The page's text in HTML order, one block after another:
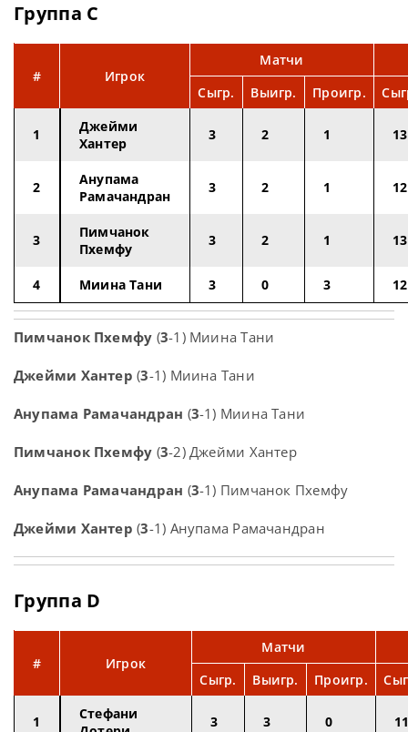
Группа C
# Игрок
Матчи
Сыгр.
Выигр. Проигр.
1
Джейми
Хантер
3 2 1 13
2
Анупама
Рамачандран
3 2 1 12
3
Пимчанок
Пхемфу
3 2 1 13
4 Миина Тани 3 0 3 12
Пимчанок Пхемфу (3-1) Миина Тани
Джейми Хантер (3-1) Миина Тани
Анупама Рамачандран (3-1) Миина Тани
Пимчанок Пхемфу (3-2) Джейми Хантер
Анупама Рамачандран (3-1) Пимчанок Пхемфу
Джейми Хантер (3-1) Анупама Рамачандран
Группа D
# Игрок
Матчи
Сыгр.
Выигр. Проигр.
1
Стефани
3 3 0